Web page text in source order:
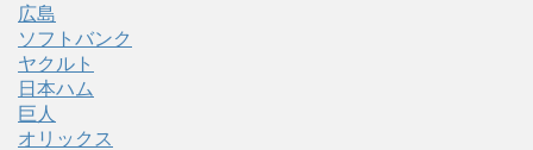
広島
ソフトバンク
ヤクルト
日本ハム
巨人
オリックス